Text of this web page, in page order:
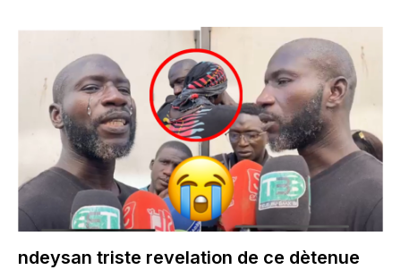
ndeysan triste revelation de ce dètenue